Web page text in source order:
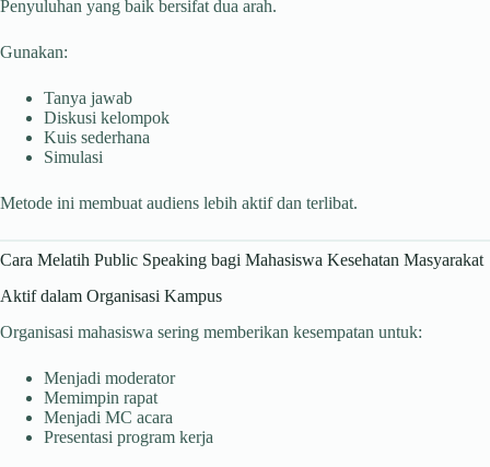
Penyuluhan yang baik bersifat dua arah.
Gunakan:
Tanya jawab
Diskusi kelompok
Kuis sederhana
Simulasi
Metode ini membuat audiens lebih aktif dan terlibat.
Cara Melatih Public Speaking bagi Mahasiswa Kesehatan Masyarakat
Aktif dalam Organisasi Kampus
Organisasi mahasiswa sering memberikan kesempatan untuk:
Menjadi moderator
Memimpin rapat
Menjadi MC acara
Presentasi program kerja